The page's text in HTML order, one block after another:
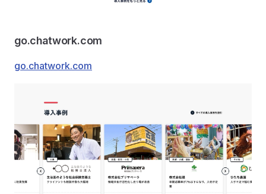
go.chatwork.com
go.chatwork.com